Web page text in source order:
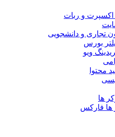
اکسپرت و ربات
تجاری و دانشجویی
بورس
ویو
محتوا
ها
ها فارکس